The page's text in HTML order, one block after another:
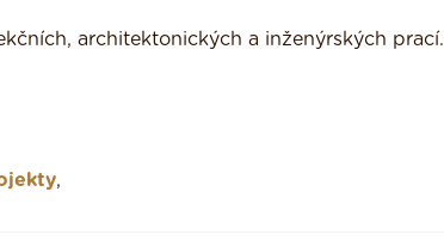
architektonických a inženýrských prací.
,